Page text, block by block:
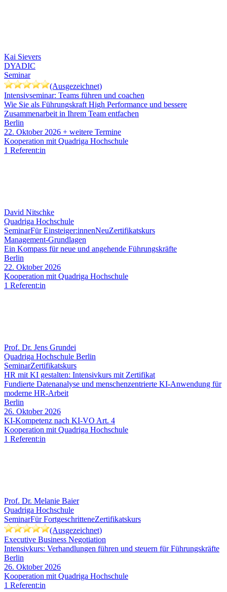
Kai Sievers
DYADIC
Seminar
(Ausgezeichnet)
Intensivseminar: Teams führen und coachen
Wie Sie als Führungskraft High Performance und bessere
Zusammenarbeit in Ihrem Team entfachen
Berlin
22. Oktober 2026 + weitere Termine
Kooperation mit Quadriga Hochschule
1 Referent:in
David Nitschke
Quadriga Hochschule
SeminarFür Einsteiger:innenNeuZertifikatskurs
Management-Grundlagen
Ein Kompass für neue und angehende Führungskräfte
Berlin
22. Oktober 2026
Kooperation mit Quadriga Hochschule
1 Referent:in
Prof. Dr. Jens Grundei
Quadriga Hochschule Berlin
SeminarZertifikatskurs
HR mit KI gestalten: Intensivkurs mit Zertifikat
Fundierte Datenanalyse und menschenzentrierte KI-Anwendung für
moderne HR-Arbeit
Berlin
26. Oktober 2026
KI-Kompetenz nach KI-VO Art. 4
Kooperation mit Quadriga Hochschule
1 Referent:in
Prof. Dr. Melanie Baier
Quadriga Hochschule
SeminarFür FortgeschritteneZertifikatskurs
(Ausgezeichnet)
Executive Business Negotiation
Intensivkurs: Verhandlungen führen und steuern für Führungskräfte
Berlin
26. Oktober 2026
Kooperation mit Quadriga Hochschule
1 Referent:in